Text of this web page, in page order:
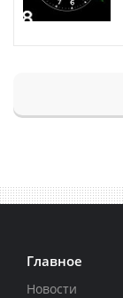
Главное
Новости